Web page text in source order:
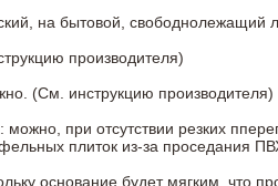
на бытовой, свободнолежащий
производителя)
(См. инструкцию производителя)
можно, при отсутствии резких
плиток из-за проседания
основание будет мягким, что